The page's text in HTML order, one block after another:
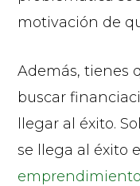
motivación de
Además, tienes
buscar
llegar al éxito.
se llega al éxito
emprendimiento